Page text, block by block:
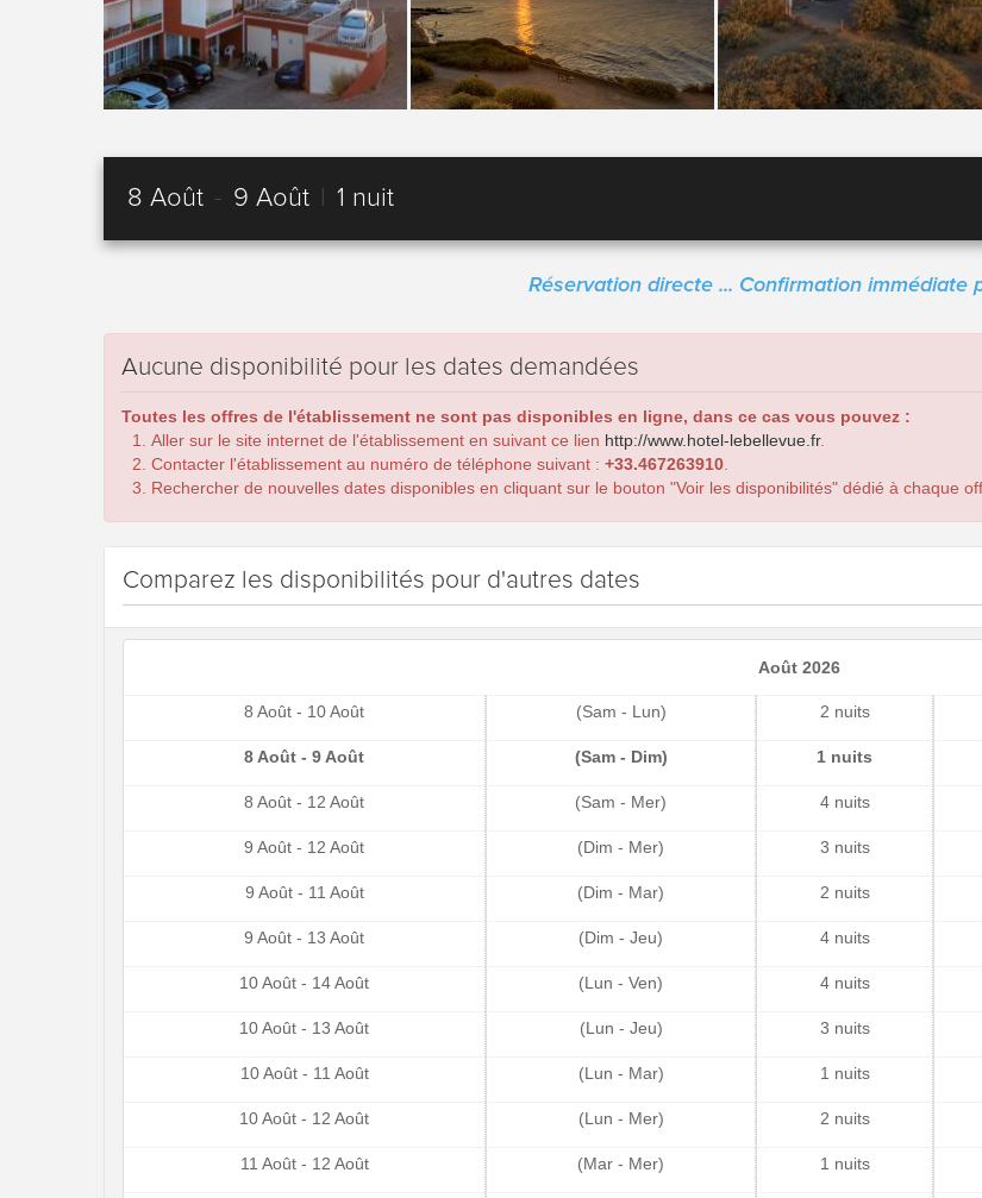
8 Août - 9 Août 1 nuit
Réservation directe ... Confirmation immédiate
Aucune disponibilité pour les dates demandées
Toutes les offres de l'établissement ne sont pas disponibles en ligne, dans ce cas vous pouvez :
Aller sur le site internet de l'établissement en suivant ce lien http://www.hotel-lebellevue.fr.
Contacter l'établissement au numéro de téléphone suivant : +33.467263910
Rechercher de nouvelles dates disponibles en cliquant sur le bouton "Voir les disponibilités" dédié à chaque
Comparez les disponibilités pour d'autres dates
Août 2026
8 Août - 10 Août (Sam - Lun) 2 nuits
8 Août - 9 Août (Sam - Dim) 1 nuits
8 Août - 12 Août (Sam - Mer) 4 nuits
9 Août - 12 Août (Dim - Mer) 3 nuits
9 Août - 11 Août (Dim - Mar) 2 nuits
9 Août - 13 Août (Dim - Jeu) 4 nuits
10 Août - 14 Août (Lun - Ven) 4 nuits
10 Août - 13 Août (Lun - Jeu) 3 nuits
10 Août - 11 Août (Lun - Mar) 1 nuits
10 Août - 12 Août (Lun - Mer) 2 nuits
11 Août - 12 Août (Mar - Mer) 1 nuits